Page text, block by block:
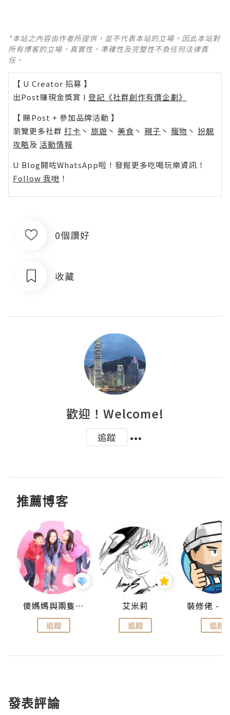
*本站之內容由作者所提供，並不代表本站的立場。因此本站對
所有博客的立場、真實性、準確性及完整性不負任何法律責
任。
【 U Creator 招募 】
出Post賺現金獎賞 l 登記《社群創作有價企劃》
【 睇Post + 參加品牌活動 】
瀏覽更多社群 打卡 丶 旅遊 丶 美食 丶 親子 丶 寵物 丶 扮靚
攻略及 活動情報
U Blog開咗WhatsApp啦！發掘更多吃喝玩樂資訊！
Follow 我哋 ！
0個讚好
收藏
歡迎！Welcome!
追蹤
推薦博客
儍媽媽與兩隻小魔怪之家
追蹤
艾米莉
追蹤 追蹤
發表評論